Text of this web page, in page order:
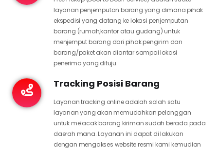
layanan penjemputan barang yang dimana pihak
ekspedisi yang datang ke lokasi penjemputan
barang (rumah,kantor atau gudang) untuk
menjemput barang dari pihak pengirim dan
barang/paket akan diantar sampai lokasi
penerima yang dituju.
Tracking Posisi Barang
Layanan tracking online adalah salah satu
layanan yang akan memudahkan pelanggan
untuk melacak barang kiriman sudah berada pada
daerah mana. Layanan ini dapat di lakukan
dengan mengakses website resmi kami kemudian